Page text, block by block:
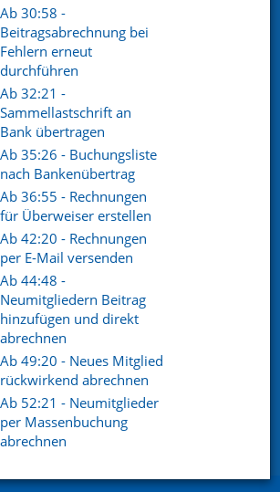
Ab 30:58 -
Beitragsabrechnung bei
Fehlern erneut
durchführen
Ab 32:21 -
Sammellastschrift an
Bank übertragen
Ab 35:26 - Buchungsliste
nach Bankenübertrag
Ab 36:55 - Rechnungen
für Überweiser erstellen
Ab 42:20 - Rechnungen
per E-Mail versenden
Ab 44:48 -
Neumitgliedern Beitrag
hinzufügen und direkt
abrechnen
Ab 49:20 - Neues Mitglied
rückwirkend abrechnen
Ab 52:21 - Neumitglieder
per Massenbuchung
abrechnen